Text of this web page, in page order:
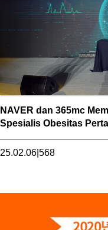
NAVER dan 365mc
Spesialis Obesitas
25.02.06 568